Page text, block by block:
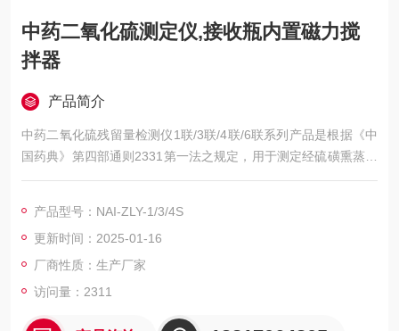
中药二氧化硫测定仪,接收瓶内置磁力搅
拌器
产品简介
中药二氧化硫残留量检测仪1联/3联/4联/6联系列产品是根据《中
国药典》第四部通则2331第一法之规定，用于测定经硫磺熏蒸处
理过的药材或饮片中二氧化硫的残留量。中药二氧化硫测定仪,接
产品型号：NAI-ZLY-1/3/4S
更新时间：2025-01-16
厂商性质：生产厂家
访问量：2311